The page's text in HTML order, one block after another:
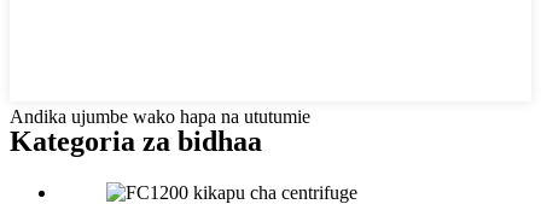
Andika ujumbe wako hapa na ututumie
Kategoria za bidhaa